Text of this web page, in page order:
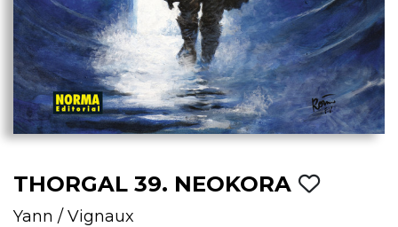
THORGAL 39. NEOKORA
Yann /Vignaux